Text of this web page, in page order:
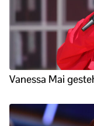
Vanessa Mai